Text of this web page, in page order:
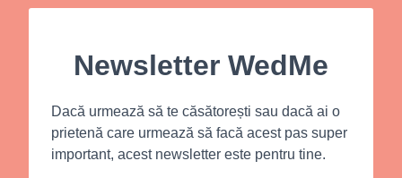
Newsletter WedMe
Dacă urmează să te căsătorești sau dacă ai o
prietenă care urmează să facă acest pas super
important, acest newsletter este pentru tine.